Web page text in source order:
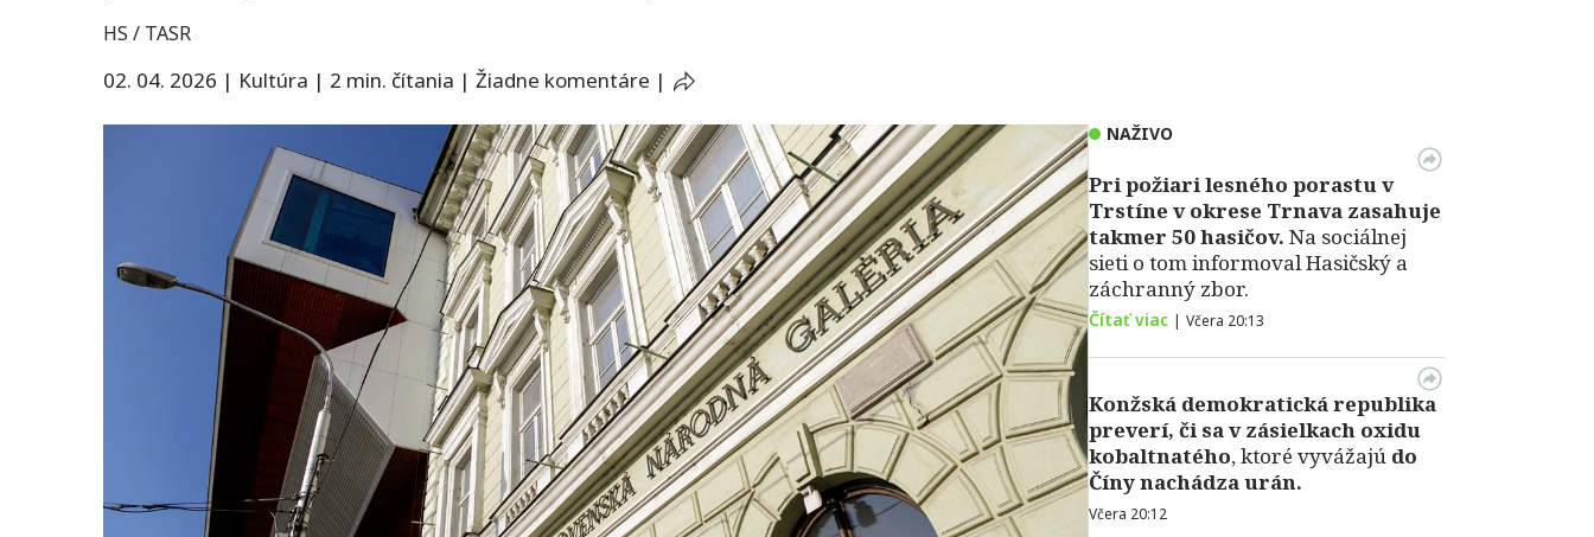
HS / TASR
02. 04. 2026 | Kultúra | 2 min. čítania | Žiadne komentáre |
NAŽIVO
Pri požiari lesného porastu v
Trstíne v okrese Trnava zasahuje
takmer 50 hasičov. Na sociálnej
sieti o tom informoval Hasičský a
záchranný zbor.
Čítať viac | Včera 20:13
Konžská demokratická republika
preverí, či sa v zásielkach oxidu
kobaltnatého, ktoré vyvážajú do
Číny nachádza urán.
Včera 20:12